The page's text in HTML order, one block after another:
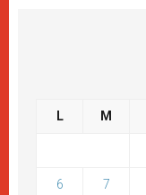
L M
6 7